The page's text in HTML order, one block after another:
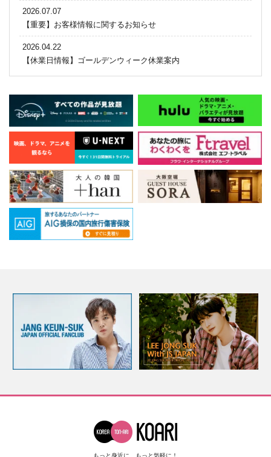
2026.07.07
【重要】お客様情報に関するお知らせ
2026.04.22
【休業日情報】ゴールデンウィーク休業案内
もっと身近に、もっと気軽に！